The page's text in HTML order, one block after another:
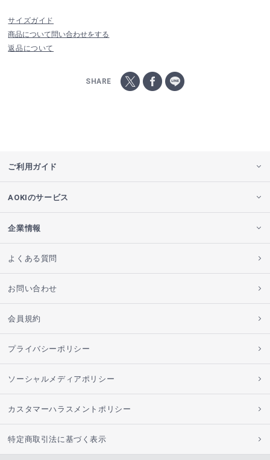
サイズガイド
商品について問い合わせをする
返品について
SHARE
ご利用ガイド
AOKIのサービス
企業情報
よくある質問
お問い合わせ
会員規約
プライバシーポリシー
ソーシャルメディアポリシー
カスタマーハラスメントポリシー
特定商取引法に基づく表示